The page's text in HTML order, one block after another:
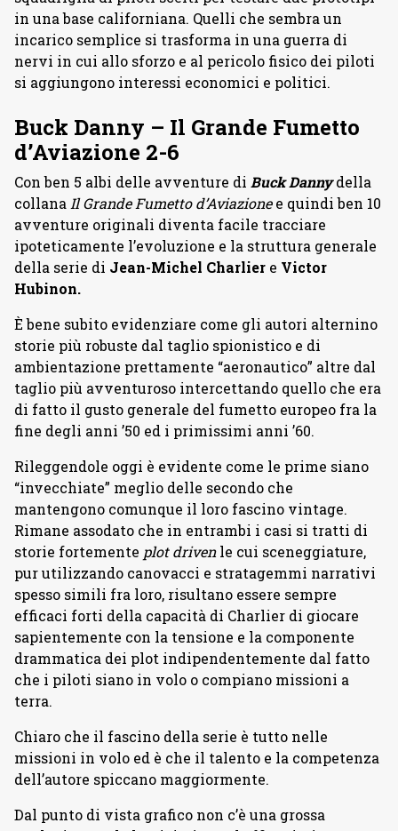
in una base californiana. Quelli che sembra un
incarico semplice si trasforma in una guerra di
nervi in cui allo sforzo e al pericolo fisico dei piloti
si aggiungono interessi economici e politici.
Buck Danny – Il Grande Fumetto
d’Aviazione 2-6
Con ben 5 albi delle avventure di Buck Dannydella
collana Il Grande Fumetto d’Aviazionee quindi ben 10
avventure originali diventa facile tracciare
ipoteticamente l’evoluzione e la struttura generale
della serie di Jean-Michel Charlier e Victor
Hubinon.
È bene subito evidenziare come gli autori alternino
storie più robuste dal taglio spionistico e di
ambientazione prettamente “aeronautico” altre dal
taglio più avventuroso intercettando quello che era
di fatto il gusto generale del fumetto europeo fra la
fine degli anni ’50 ed i primissimi anni ’60.
Rileggendole oggi è evidente come le prime siano
“invecchiate” meglio delle secondo che
mantengono comunque il loro fascino vintage.
Rimane assodato che in entrambi i casi si tratti di
storie fortemente plot drivenle cui sceneggiature,
pur utilizzando canovacci e stratagemmi narrativi
spesso simili fra loro, risultano essere sempre
efficaci forti della capacità di Charlier di giocare
sapientemente con la tensione e la componente
drammatica dei plot indipendentemente dal fatto
che i piloti siano in volo o compiano missioni a
terra.
Chiaro che il fascino della serie è tutto nelle
missioni in volo ed è che il talento e la competenza
dell’autore spiccano maggiormente.
Dal punto di vista grafico non c’è una grossa